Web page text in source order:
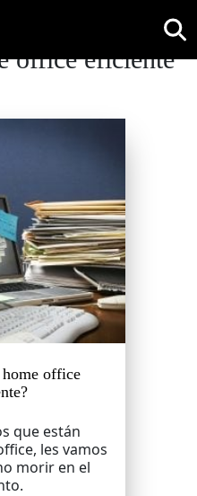
office eficiente
home office
que están
les vamos
morir en el